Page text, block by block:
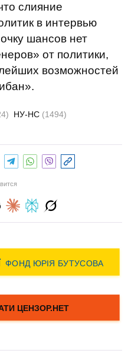
слияние
в интервью
шансов нет
от политики,
возможностей
НУ-НС (1494)